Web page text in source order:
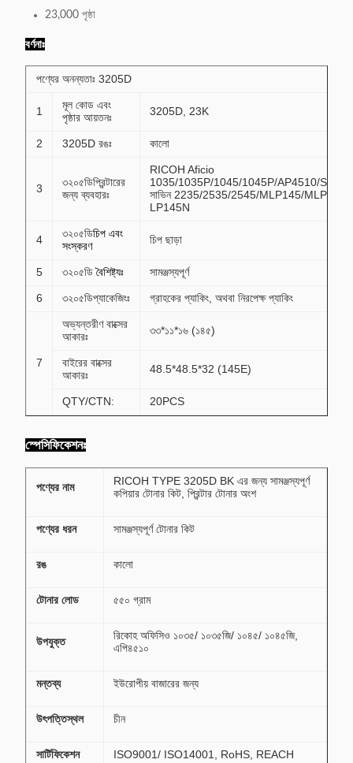
23,000 পৃষ্ঠা
বর্ণনাঃ
পণ্যের অনন্যতাঃ 3205D
1
মূল কোড এবং
পৃষ্ঠার আয়তনঃ
3205D, 23K
2 3205D রঙঃ কালো
3 ৩২০৫ডিপ্রিন্টারের
জন্য ব্যবহারঃ
RICOH Aficio
1035/1035P/1045/1045P/AP4510/
সাভিন 2235/2535/2545/MLP145/MLP45
LP145N
4 ৩২০৫ডিচিপ এবং
সংস্করণ
চিপ ছাড়া
5 ৩২০৫ডি বৈশিষ্ট্যঃ সামঞ্জস্যপূর্ণ
6 ৩২০৫ডিপ্যাকেজিংঃ গ্রাহকের প্যাকিং, অথবা নিরপেক্ষ প্যাকিং
7
অভ্যন্তরীণ বাক্সের
আকারঃ
৩৩*১১*১৬ (১৪৫)
বাইরের বাক্সের
আকারঃ
48.5*48.5*32 (145E)
QTY/CTN: 20PCS
স্পেসিফিকেশনঃ
পণ্যের নাম
RICOH TYPE 3205D BK এর জন্য সামঞ্জস্যপূর্ণ
কপিয়ার টোনার কিট, প্রিন্টার টোনার অংশ
পণ্যের ধরন সামঞ্জস্যপূর্ণ টোনার কিট
রঙ কালো
টোনার লোড ৫৫০ গ্রাম
উপযুক্ত
রিকোহ অফিসিও ১০৩৫/ ১০৩৫জি/ ১০৪৫/ ১০৪৫জি,
এপি৪৫১০
মন্তব্য ইউরোপীয় বাজারের জন্য
উৎপত্তিস্থল চীন
সার্টিফিকেশন ISO9001/ ISO14001, RoHS, REACH